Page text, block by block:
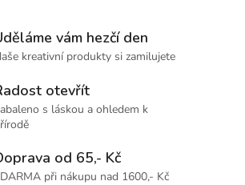
vám hezčí den
kreativní produkty si zamilujete
otevřít
s láskou a ohledem k
od 65,- Kč
při nákupu nad 1600,- Kč